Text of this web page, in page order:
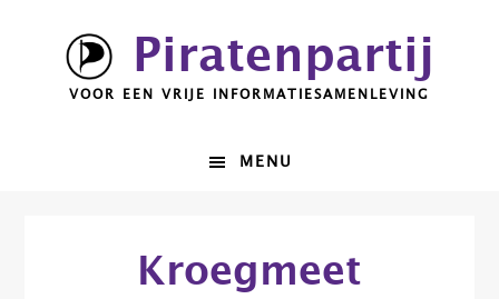
hoofdnavigatie
Piratenpartij
VOOR EEN VRIJE INFORMATIESAMENLEVING
MENU
Kroegmeet